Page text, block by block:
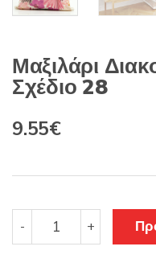
Μαξιλάρι
Σχέδιο 28
Original
11.22€.
9.55€Η
είναι:
9.55€.
-
Μαξιλάρι
Διακοσμητικό
+